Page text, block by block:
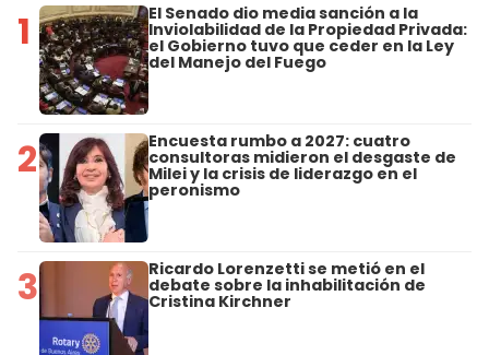
1 El Senado dio media sanción a la
Inviolabilidad de la Propiedad Privada:
el Gobierno tuvo que ceder en la Ley
del Manejo del Fuego
2 Encuesta rumbo a 2027: cuatro
consultoras midieron el desgaste de
Milei y la crisis de liderazgo en el
peronismo
3 Ricardo Lorenzetti se metió en el
debate sobre la inhabilitación de
Cristina Kirchner